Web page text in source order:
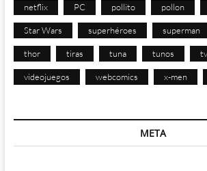
netflix PC pollito pollon
Star Wars superhéroes superman
thor tiras tuna tunos tv
videojuegos webcomics x-men
META